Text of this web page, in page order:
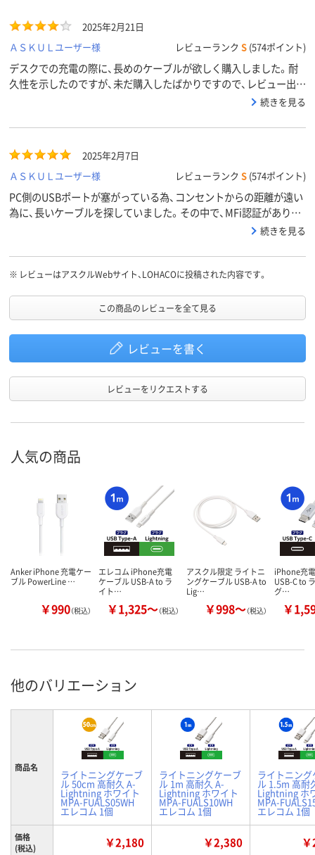
2025年2月21日
ＡＳＫＵＬユーザー様
レビューランク S (574ポイント)
デスクでの充電の際に、長めのケーブルが欲しく購入しました。耐
久性を示したのですが、未だ購入したばかりですので、レビュー出来
ないです。その他は、価格も手ごろ感があります。問題なく使用でき
続きを見る
2025年2月7日
ＡＳＫＵＬユーザー様
レビューランク S (574ポイント)
PC側のUSBポートが塞がっている為、コンセントからの距離が遠い
為に、長いケーブルを探していました。その中で、MFi認証があり一
続きを見る
※ レビューはアスクルWebサイト、LOHACOに投稿された内容です。
この商品のレビューを全て見る
レビューを書く
レビューをリクエストする
人気の商品
Anker iPhone 充電ケー
ブル PowerLine …
￥990（税込）
エレコム iPhone充電
ケーブル USB-A to ラ
イト…
￥1,325～（税込）
アスクル限定 ライトニ
ングケーブル USB-A to
Lig…
￥998～（税込）
iPhone充
USB-C to
グ…
￥
他のバリエーション
商品名
ライトニングケーブ
ル 50cm 高耐久 A-
Lightning ホワイト
MPA-FUALS05WH
エレコム 1個
ライトニングケーブ
ル 1m 高耐久 A-
Lightning ホワイト
MPA-FUALS10WH
エレコム 1個
ライトニン
ル 1.5m 高耐
Lightning ホ
MPA-
エレコム 1個
価格
(税込)
￥2,180 ￥2,380